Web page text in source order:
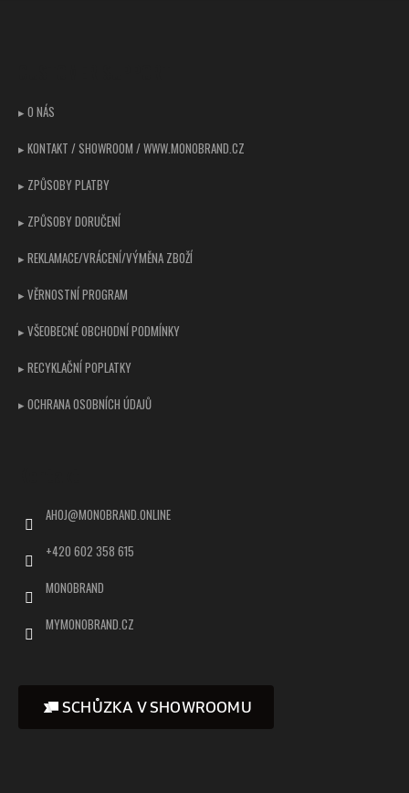
Z
▸ O NÁS
▸ KONTAKT / SHOWROOM / WWW.MONOBRAND.CZ
▸ ZPŮSOBY PLATBY
▸ ZPŮSOBY DORUČENÍ
▸ REKLAMACE/VRÁCENÍ/VÝMĚNA ZBOŽÍ
▸ VĚRNOSTNÍ PROGRAM
▸ VŠEOBECNÉ OBCHODNÍ PODMÍNKY
▸ RECYKLAČNÍ POPLATKY
▸ OCHRANA OSOBNÍCH ÚDAJŮ
AHOJ@MONOBRAND.ONLINE
+420 602 358 615
MONOBRAND
MYMONOBRAND.CZ
SCHŮZKA V SHOWROOMU